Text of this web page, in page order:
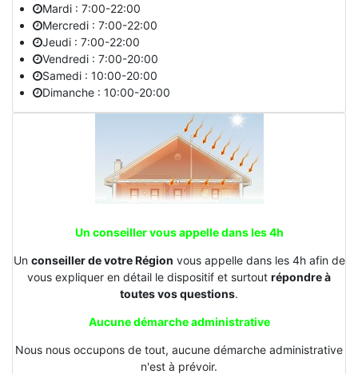
Mardi : 7:00-22:00
Mercredi : 7:00-22:00
Jeudi : 7:00-22:00
Vendredi : 7:00-20:00
Samedi : 10:00-20:00
Dimanche : 10:00-20:00
Un conseiller vous appelle dans les 4h
Un conseiller de votre Région vous appelle dans les 4h afin de
vous expliquer en détail le dispositif et surtout répondre à
toutes vos questions.
Aucune démarche administrative
Nous nous occupons de tout, aucune démarche administrative
n'est à prévoir.